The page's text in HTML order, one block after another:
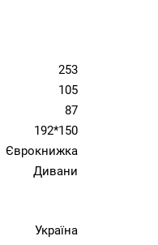
253
105
87
192*150
Єврокнижка
Дивани
Україна